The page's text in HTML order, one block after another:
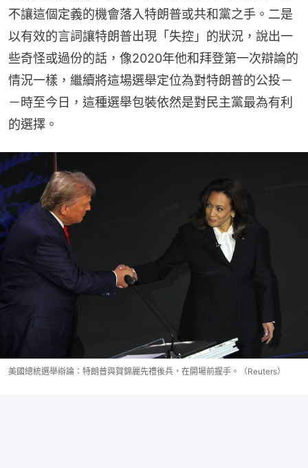
不讓這個定義的機會落入特朗普或共和黨之手。二是
以有效的言詞讓特朗普出現「失控」的狀況，說出一
些奇怪或過份的話，像2020年他和拜登第一次辯論的
情況一樣，繼續將這場選舉定位為對特朗普的公投－
－時至今日，這種選舉包裝依然是對民主黨最為有利
的選擇。
美國總統選舉辯論：特朗普與賀錦麗先禮後兵，在開場前握手。（Reuters）